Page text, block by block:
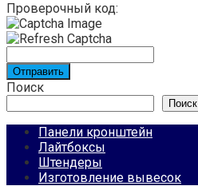
Проверочный код:
Отправить
Поиск
Поиск
Панели кронштейн
Лайтбоксы
Штендеры
Изготовление вывесок